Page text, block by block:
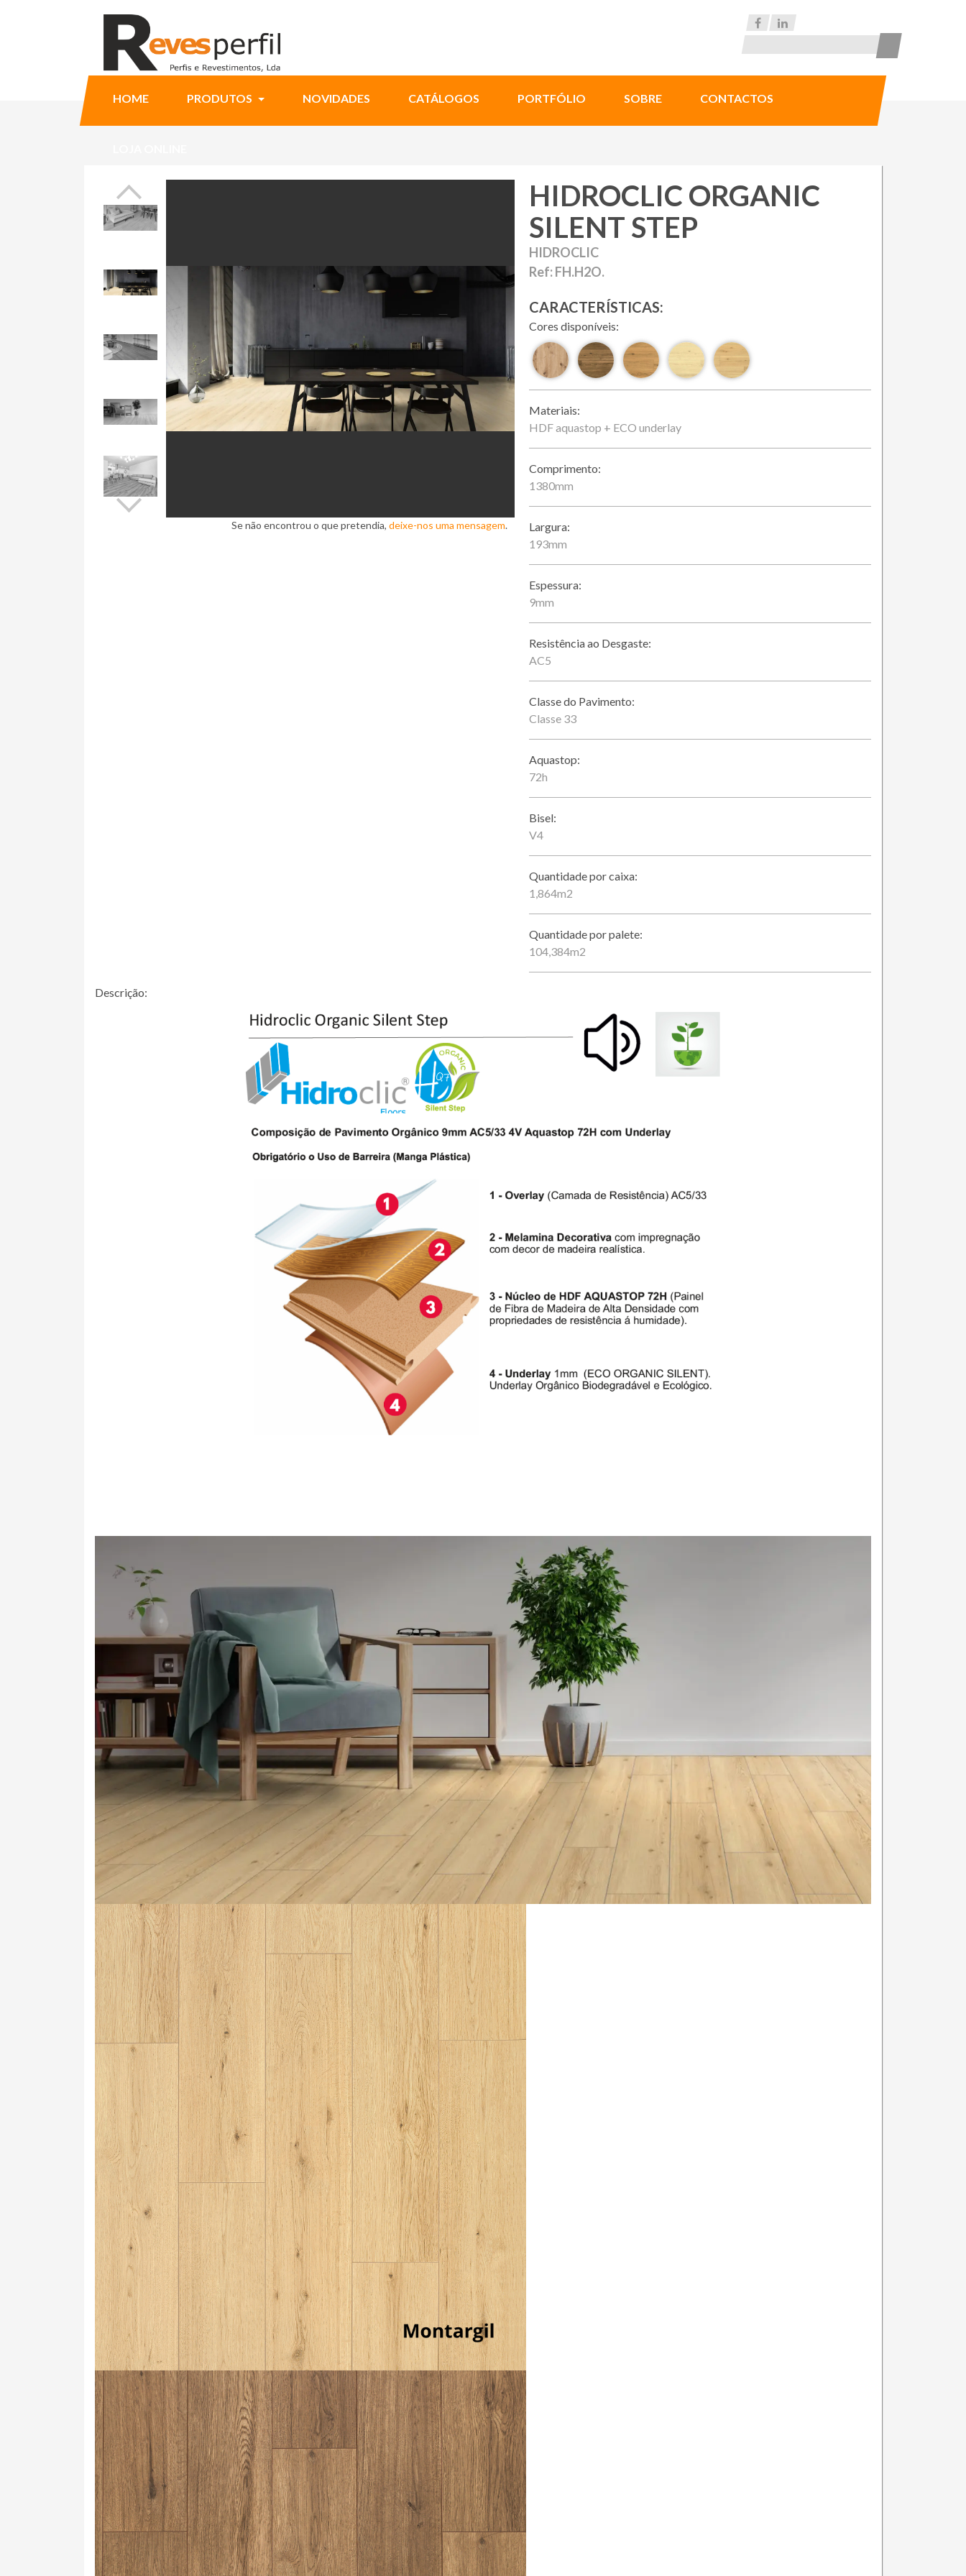
HOME PRODUTOS NOVIDADES CATÁLOGOS PORTFÓLIO SOBRE CONTACTOS
Se não encontrou o que pretendia, deixe-nos uma mensagem.
HIDROCLIC ORGANIC
SILENT STEP
HIDROCLIC
Ref: FH.H2O.
CARACTERÍSTICAS:
Cores disponíveis:
Materiais:
HDF aquastop + ECO underlay
Comprimento:
1380mm
Largura:
193mm
Espessura:
9mm
Resistência ao Desgaste:
AC5
Classe do Pavimento:
Classe 33
Aquastop:
72h
Bisel:
V4
Quantidade por caixa:
1,864m2
Quantidade por palete:
104,384m2
Descrição: